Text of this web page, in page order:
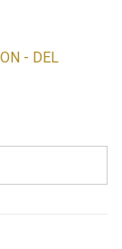
- DEL